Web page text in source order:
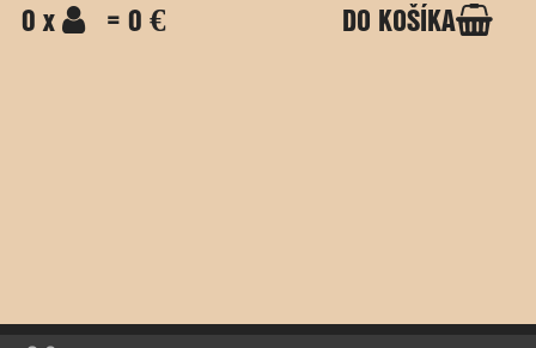
0 x = 0 € DO KOŠÍKA